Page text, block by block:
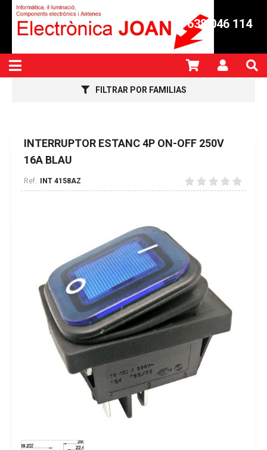
638 046 114
FILTRAR POR FAMILIAS
INTERRUPTOR ESTANC 4P ON-OFF 250V
16A BLAU
INT 4158AZ